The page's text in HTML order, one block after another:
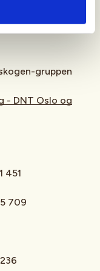
gruppen
- DNT Oslo og
451
709